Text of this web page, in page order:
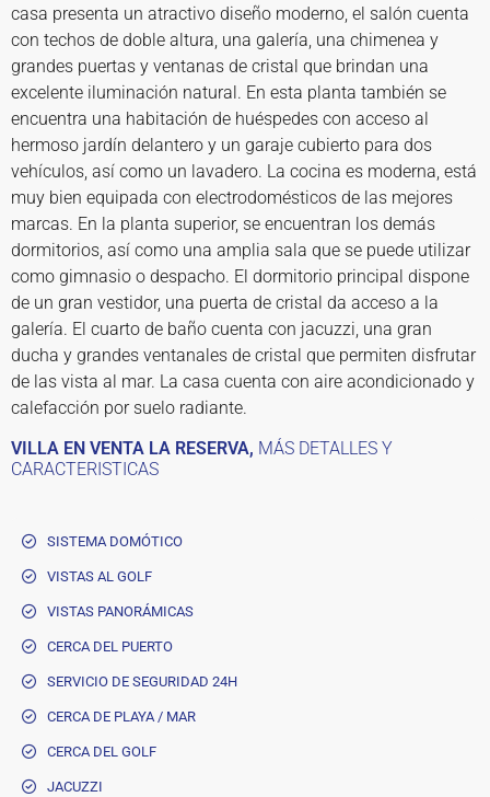
casa presenta un atractivo diseño moderno, el salón cuenta
con techos de doble altura, una galería, una chimenea y
grandes puertas y ventanas de cristal que brindan una
excelente iluminación natural. En esta planta también se
encuentra una habitación de huéspedes con acceso al
hermoso jardín delantero y un garaje cubierto para dos
vehículos, así como un lavadero. La cocina es moderna, está
muy bien equipada con electrodomésticos de las mejores
marcas. En la planta superior, se encuentran los demás
dormitorios, así como una amplia sala que se puede utilizar
como gimnasio o despacho. El dormitorio principal dispone
de un gran vestidor, una puerta de cristal da acceso a la
galería. El cuarto de baño cuenta con jacuzzi, una gran
ducha y grandes ventanales de cristal que permiten disfrutar
de las vista al mar. La casa cuenta con aire acondicionado y
calefacción por suelo radiante.
VILLA EN VENTA LA RESERVA, MÁS DETALLES Y
CARACTERISTICAS
SISTEMA DOMÓTICO
VISTAS AL GOLF
VISTAS PANORÁMICAS
CERCA DEL PUERTO
SERVICIO DE SEGURIDAD 24H
CERCA DE PLAYA / MAR
CERCA DEL GOLF
JACUZZI